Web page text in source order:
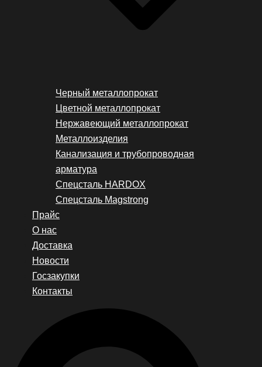
Черный металлопрокат
Цветной металлопрокат
Нержавеющий металлопрокат
Металлоизделия
Канализация и трубопроводная
арматура
Спецсталь HARDOX
Спецсталь Magstrong
Прайс
О нас
Доставка
Новости
Госзакупки
Контакты